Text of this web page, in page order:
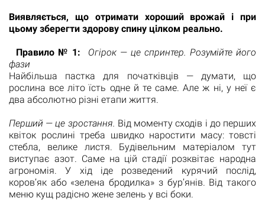
Виявляється, що отримати хороший врожай і при
цьому зберегти здорову спину цілком реально.
Правило № 1:
Огірок — це спринтер. Розумійте його
фази
Найбільша пастка для початківців — думати, що
рослина все літо їсть одне й те саме. Але ж ні, у неї є
два абсолютно різні етапи життя.
Перший — це зростання. Від моменту сходів і до перших
квіток рослині треба швидко наростити масу: товсті
стебла, велике листя. Будівельним матеріалом тут
виступає азот. Саме на цій стадії розквітає народна
агрономія. У хід іде розведений курячий послід,
коров’як або «зелена бродилка» з бур’янів. Від такого
меню кущ радісно жене зелень у всі боки.